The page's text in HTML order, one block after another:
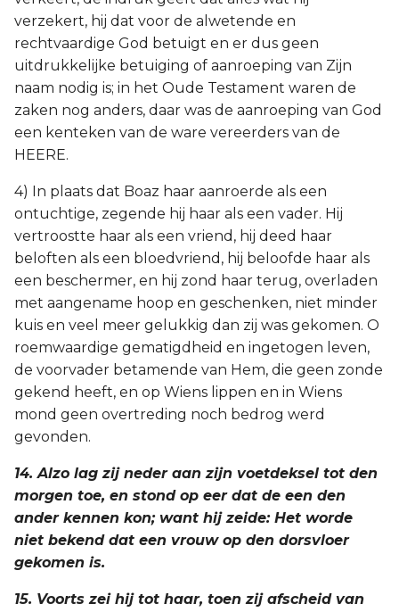
verzekert, hij dat voor de alwetende en
rechtvaardige God betuigt en er dus geen
uitdrukkelijke betuiging of aanroeping van Zijn
naam nodig is; in het Oude Testament waren de
zaken nog anders, daar was de aanroeping van God
een kenteken van de ware vereerders van de
HEERE.
4) In plaats dat Boaz haar aanroerde als een
ontuchtige, zegende hij haar als een vader. Hij
vertroostte haar als een vriend, hij deed haar
beloften als een bloedvriend, hij beloofde haar als
een beschermer, en hij zond haar terug, overladen
met aangename hoop en geschenken, niet minder
kuis en veel meer gelukkig dan zij was gekomen. O
roemwaardige gematigdheid en ingetogen leven,
de voorvader betamende van Hem, die geen zonde
gekend heeft, en op Wiens lippen en in Wiens
mond geen overtreding noch bedrog werd
gevonden.
14. Alzo lag zij neder aan zijn voetdeksel tot den
morgen toe, en stond op eer dat de een den
ander kennen kon; want hij zeide: Het worde
niet bekend dat een vrouw op den dorsvloer
gekomen is.
15. Voorts zei hij tot haar, toen zij afscheid van